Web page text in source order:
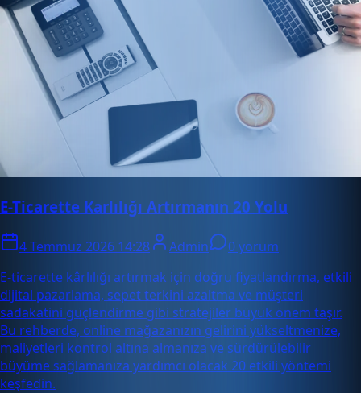
E-Ticarette Karlılığı Artırmanın 20 Yolu
4 Temmuz 2026 14:28 Admin
0 yorum
E-ticarette kârlılığı artırmak için doğru fiyatlandırma, etkili
dijital pazarlama, sepet terkini azaltma ve müşteri
sadakatini güçlendirme gibi stratejiler büyük önem taşır.
Bu rehberde, online mağazanızın gelirini yükseltmenize,
maliyetleri kontrol altına almanıza ve sürdürülebilir
büyüme sağlamanıza yardımcı olacak 20 etkili yöntemi
keşfedin.